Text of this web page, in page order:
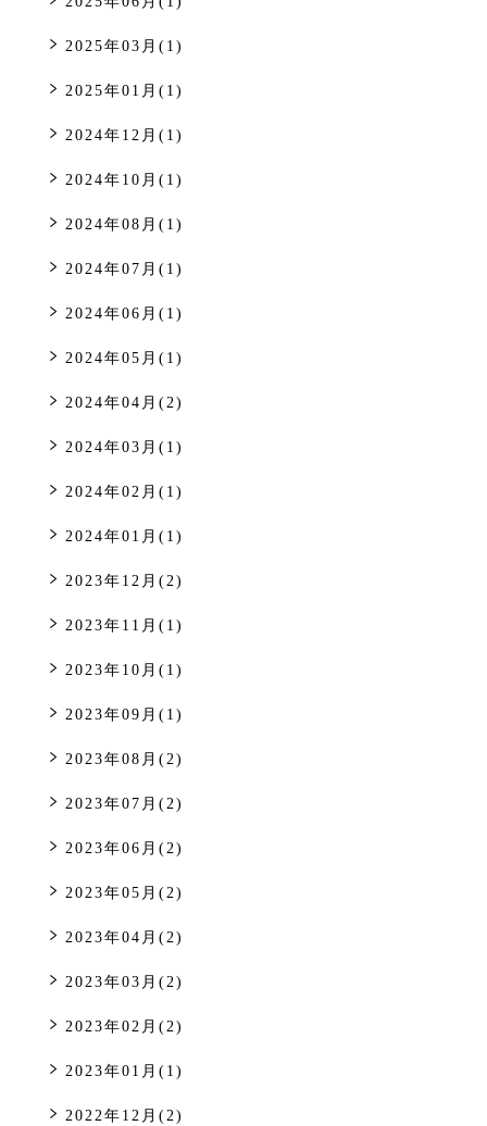
2025年03月(1)
2025年01月(1)
2024年12月(1)
2024年10月(1)
2024年08月(1)
2024年07月(1)
2024年06月(1)
2024年05月(1)
2024年04月(2)
2024年03月(1)
2024年02月(1)
2024年01月(1)
2023年12月(2)
2023年11月(1)
2023年10月(1)
2023年09月(1)
2023年08月(2)
2023年07月(2)
2023年06月(2)
2023年05月(2)
2023年04月(2)
2023年03月(2)
2023年02月(2)
2023年01月(1)
2022年12月(2)